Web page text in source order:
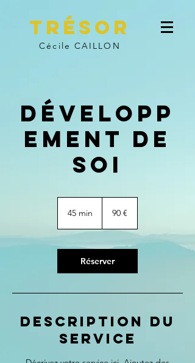
TRÉSOR
Cécile CAILLON
Développ
ement de
soi
45 min
i
n
90 €
Réserver
Description du
service